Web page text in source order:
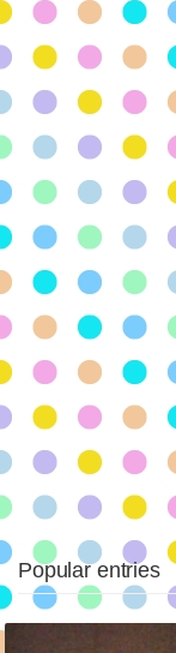
Popular entries